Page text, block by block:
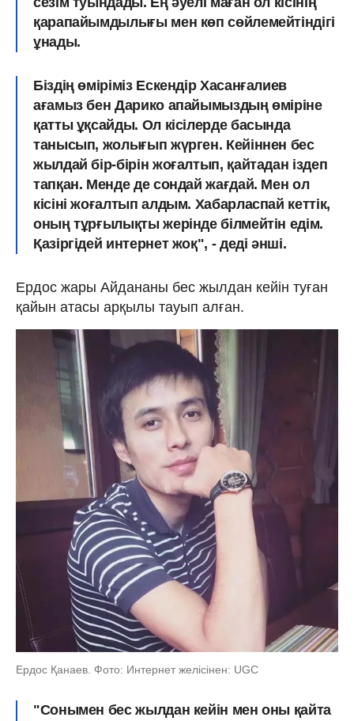
қарапайымдылығы мен көп сөйлемейтіндігі
ұнады.
Біздің өміріміз Ескендір Хасанғалиев
ағамыз бен Дарико апайымыздың өміріне
қатты ұқсайды. Ол кісілерде басында
танысып, жолығып жүрген. Кейіннен бес
жылдай бір-бірін жоғалтып, қайтадан іздеп
тапқан. Менде де сондай жағдай. Мен ол
кісіні жоғалтып алдым. Хабарласпай кеттік,
оның тұрғылықты жерінде білмейтін едім.
Қазіргідей интернет жоқ", - деді әнші.
Ердос жары Айдананы бес жылдан кейін туған
қайын атасы арқылы тауып алған.
Ердос Қанаев. Фото: Интернет желісінен: UGC
"Сонымен бес жылдан кейін мен оны қайта